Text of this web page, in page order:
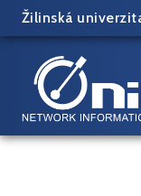
Skip
to
content
Žilinská